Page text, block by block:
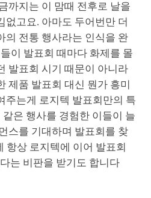
까지는 이 맘때 전후로 날을
없고요. 아마도 두어번만 더
의 전통 행사라는 인식을 완
이 발표회 때마다 화제를 몰
발표회 시기 때문이 아니라
제품 발표회 대신 뭔가 흥미
주는게 로지텍 발표회만의 특
은 행사를 경험한 이들이 늘
스를 기대하며 발표회를 찾
항상 로지텍에 이어 발표회
는 비판을 받기도 합니다